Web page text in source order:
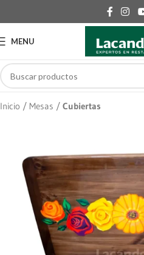
MENU
Inicio Mesas Cubiertas